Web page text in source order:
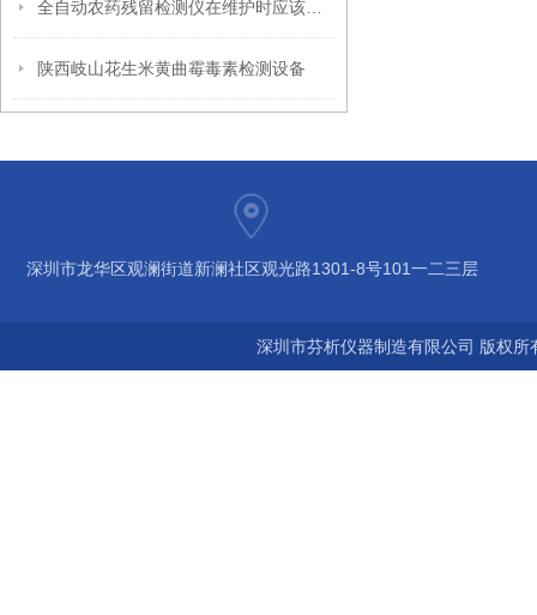
陕西岐山花生米黄曲霉毒素检测设备
深圳市龙华区观澜街道新澜社区观光路1301-8号101一二三层
深圳市芬析仪器制造有限公司 版权